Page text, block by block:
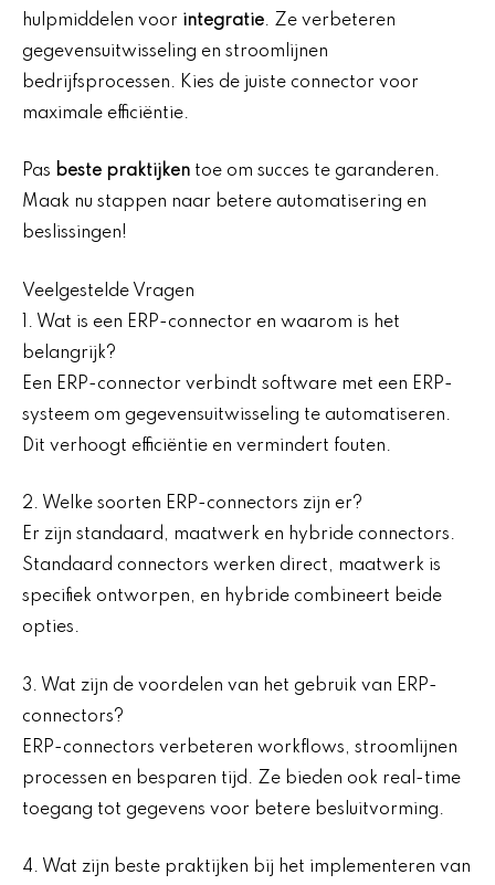
hulpmiddelen voor integratie. Ze verbeteren
gegevensuitwisseling en stroomlijnen
bedrijfsprocessen. Kies de juiste connector voor
maximale efficiëntie.
Pas beste praktijken toe om succes te garanderen.
Maak nu stappen naar betere automatisering en
beslissingen!
Veelgestelde Vragen
1. Wat is een ERP-connector en waarom is het
belangrijk?
Een ERP-connector verbindt software met een ERP-
systeem om gegevensuitwisseling te automatiseren.
Dit verhoogt efficiëntie en vermindert fouten.
2. Welke soorten ERP-connectors zijn er?
Er zijn standaard, maatwerk en hybride connectors.
Standaard connectors werken direct, maatwerk is
specifiek ontworpen, en hybride combineert beide
opties.
3. Wat zijn de voordelen van het gebruik van ERP-
connectors?
ERP-connectors verbeteren workflows, stroomlijnen
processen en besparen tijd. Ze bieden ook real-time
toegang tot gegevens voor betere besluitvorming.
4. Wat zijn beste praktijken bij het implementeren van